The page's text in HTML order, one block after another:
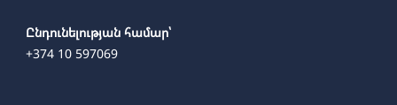
Ընդունելության համար՝
+374 10 597069